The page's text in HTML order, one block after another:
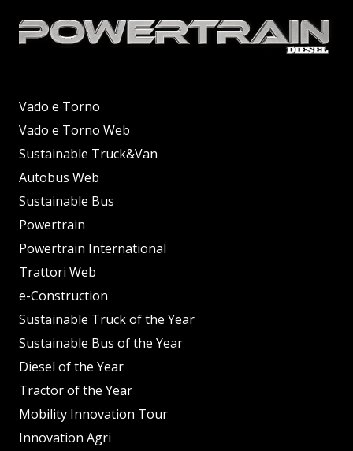
Vado e Torno
Vado e Torno Web
Sustainable Truck&Van
Autobus Web
Sustainable Bus
Powertrain
Powertrain International
Trattori Web
e-Construction
Sustainable Truck of the Year
Sustainable Bus of the Year
Diesel of the Year
Tractor of the Year
Mobility Innovation Tour
Innovation Agri